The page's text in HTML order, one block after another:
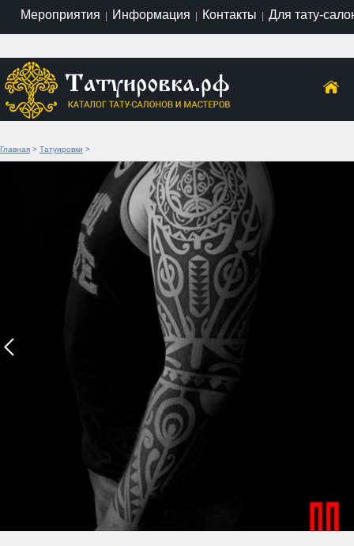
Мероприятия | Информация | Контакты | Для тату-
Главная > Татуировки >